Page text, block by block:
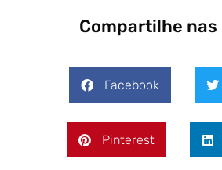
Compartilhe nas
Facebook
Pinterest